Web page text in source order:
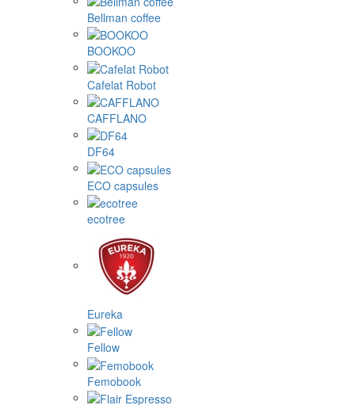
Bellman coffee
BOOKOO
Cafelat Robot
CAFFLANO
DF64
ECO capsules
ecotree
Eureka
Fellow
Femobook